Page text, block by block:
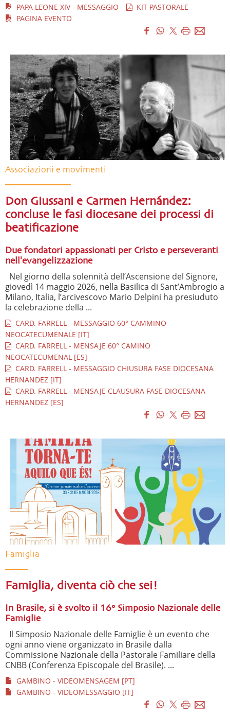
PAPA LEONE XIV - MESSAGGIO
KIT PASTORALE
PAGINA EVENTO
Associazioni e movimenti
Don Giussani e Carmen Hernández:
concluse le fasi diocesane dei processi di
beatificazione
Due fondatori appassionati per Cristo e perseveranti
nell'evangelizzazione
Nel giorno della solennità dell’Ascensione del Signore,
giovedì 14 maggio 2026, nella Basilica di Sant’Ambrogio a
Milano, Italia, l’arcivescovo Mario Delpini ha presiuduto
la celebrazione della ...
CARD. FARRELL - MESSAGGIO 60° CAMMINO
NEOCATECUMENALE [IT]
CARD. FARRELL - MENSAJE 60° CAMINO
NEOCATECUMENAL [ES]
CARD. FARRELL - MESSAGGIO CHIUSURA FASE DIOCESANA
HERNANDEZ [IT]
CARD. FARRELL - MENSAJE CLAUSURA FASE DIOCESANA
HERNANDEZ [ES]
Famiglia
Famiglia, diventa ciò che sei!
In Brasile, si è svolto il 16° Simposio Nazionale delle
Famiglie
Il Simposio Nazionale delle Famiglie è un evento che
ogni anno viene organizzato in Brasile dalla
Commissione Nazionale della Pastorale Familiare della
CNBB (Conferenza Episcopale del Brasile). ...
GAMBINO - VIDEOMENSAGEM [PT]
GAMBINO - VIDEOMESSAGGIO [IT]